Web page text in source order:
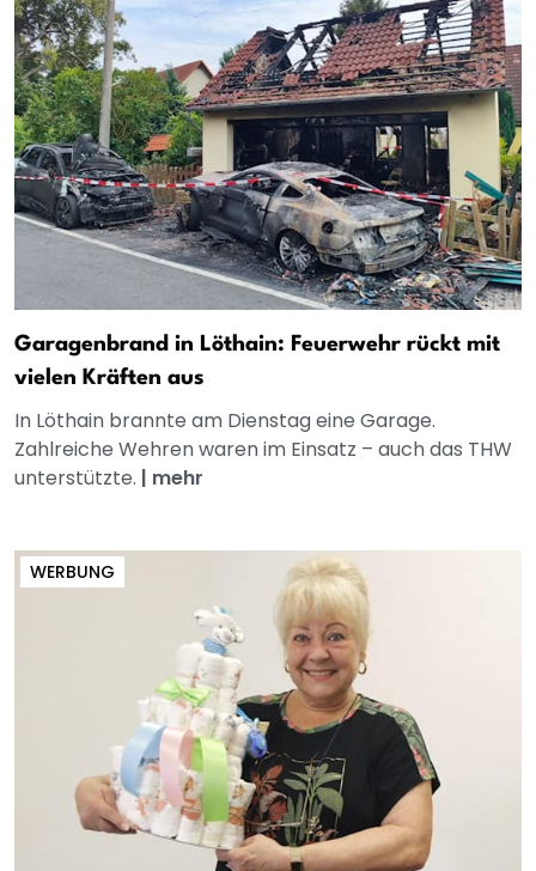
Garagenbrand in Löthain: Feuerwehr rückt mit
vielen Kräften aus
In Löthain brannte am Dienstag eine Garage.
Zahlreiche Wehren waren im Einsatz – auch das THW
unterstützte. | mehr
WERBUNG